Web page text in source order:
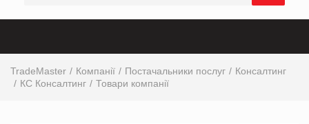
TradeMaster Компанії Постачальники послуг
Консалтинг
КС Консалтинг
Товари компанії